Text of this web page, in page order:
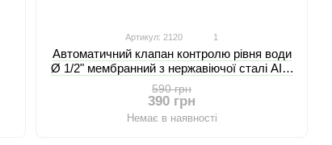
Артикул: 2120 1
Автоматичний клапан контролю рівня води
Ø 1/2" мембранний з нержавіючої сталі AISI
304 Ду 15 мм
590 грн
390 грн
Немає в наявності